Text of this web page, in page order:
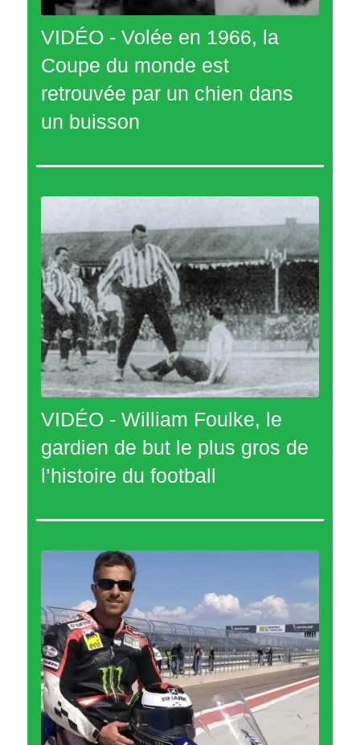
VIDÉO - Volée en 1966, la
Coupe du monde est
retrouvée par un chien dans
un buisson
VIDÉO - William Foulke, le
gardien de but le plus gros de
l’histoire du football